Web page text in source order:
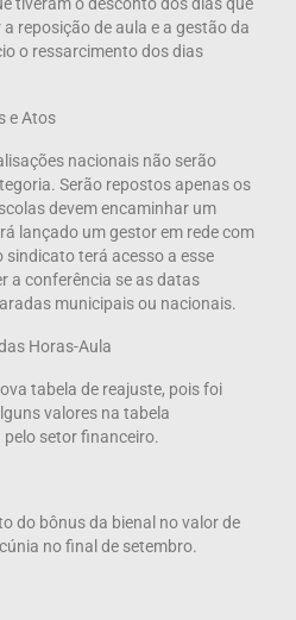
reposição de aula e a gestão da
o ressarcimento dos dias
e Atos
nacionais não serão
Serão repostos apenas os
devem encaminhar um
lançado um gestor em rede com
terá acesso a esse
a conferência se as datas
municipais ou nacionais.
Horas-Aula
tabela de reajuste, pois foi
valores na tabela
setor financeiro.
do bônus da bienal no valor de
no final de setembro.